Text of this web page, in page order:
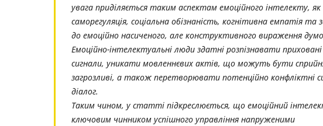
увага приділяється таким аспектам емоційного інтелекту, як
саморегуляція, соціальна обізнаність, когнітивна емпатія та
до емоційно насиченого, але конструктивного вираження
Емоційно-інтелектуальні люди здатні розпізнавати приховані
сигнали, уникати мовленнєвих актів, що можуть бути
загрозливі, а також перетворювати потенційно конфліктні
діалог.
Таким чином, у статті підкреслюється, що емоційний
ключовим чинником успішного управління напруженими